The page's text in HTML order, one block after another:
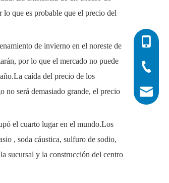
lo que es probable que el precio del
de invierno en el noreste de
por lo que el mercado no puede
caída del precio de los
no será demasiado grande, el precio
el cuarto lugar en el mundo.Los
, soda cáustica, sulfuro de sodio,
sucursal y la construcción del centro
0086-
0086-
0086-